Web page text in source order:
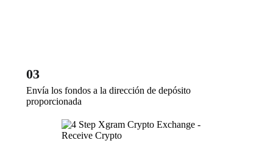
03
Envía los fondos a la dirección de depósito
proporcionada